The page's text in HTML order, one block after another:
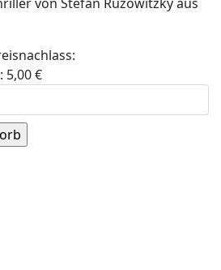
5,00 €